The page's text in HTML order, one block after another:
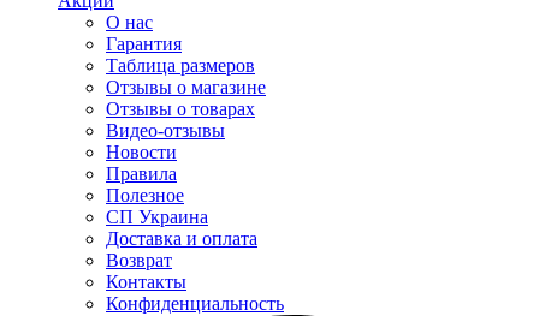
О нас
Гарантия
Таблица размеров
Отзывы о магазине
Отзывы о товарах
Видео-отзывы
Новости
Правила
Полезное
СП Украина
Доставка и оплата
Возврат
Контакты
Конфиденциальность